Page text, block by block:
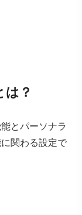
？
とパーソナラ
関わる設定で